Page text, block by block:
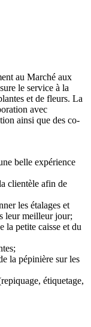
au Marché aux
le service à la
et de fleurs. La
avec
ainsi que des co-
belle expérience
clientèle afin de
les étalages et
leur meilleur jour;
la petite caisse et du
la pépinière sur les
étiquetage,